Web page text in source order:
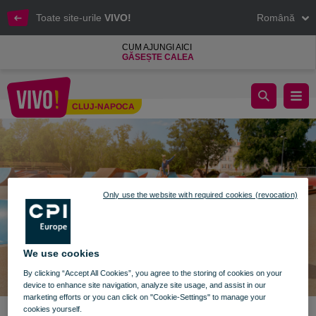
Toate site-urile VIVO! Română
CUM AJUNGI AICI
GĂSEȘTE CALEA
Cluj-Napoca
CLUJ-NAPOCA
Back to school la VIVO!
We use cookies
By clicking “Accept All Cookies”, you agree to the storing of cookies on your
device to enhance site navigation, analyze site usage, and assist in our
marketing efforts or you can click on "Cookie-Settings" to manage your
cookies yourself.
Only use the website with required cookies (revocation)